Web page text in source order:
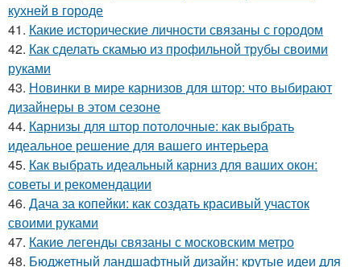
кухней в городе
41. Какие исторические личности связаны с городом
42. Как сделать скамью из профильной трубы своими
руками
43. Новинки в мире карнизов для штор: что выбирают
дизайнеры в этом сезоне
44. Карнизы для штор потолочные: как выбрать
идеальное решение для вашего интерьера
45. Как выбрать идеальный карниз для ваших окон:
советы и рекомендации
46. Дача за копейки: как создать красивый участок
своими руками
47. Какие легенды связаны с московским метро
48. Бюджетный ландшафтный дизайн: крутые идеи для